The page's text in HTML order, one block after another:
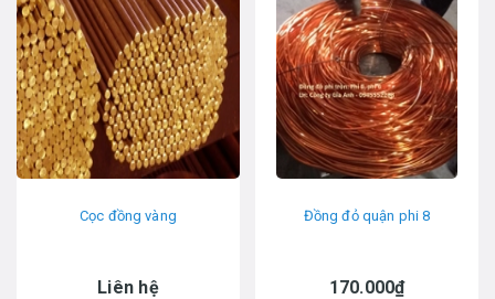
Cọc đồng vàng
Liên hệ
Đồng đỏ quận phi 8
170.000₫